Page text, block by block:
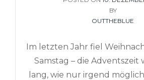
ONBY
OUTTHEBLUE
Im letzten Jahr fiel
Samstag – die Adventszeit
lang, wie nur irgend